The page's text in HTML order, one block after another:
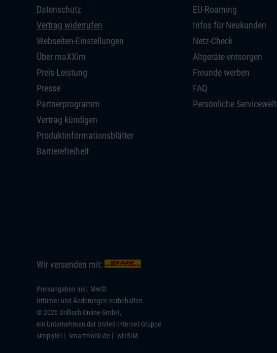
Datenschutz
Vertrag widerrufen
Webseiten-Einstellungen
Über maXXim
Preis-Leistung
Presse
Partnerprogramm
Vertrag kündigen
Produktinformationsblätter
Barrierefreiheit
EU-Roaming
Infos für Neukunden
Netz-Check
Altgeräte entsorgen
Freunde werben
FAQ
Persönliche Servicewelt
Wir versenden mit:
Preisangaben inkl. MwSt.
Irrtümer und Änderungen vorbehalten.
© 2026 Drillisch Online GmbH,
ein Unternehmen der United-Internet-Gruppe
simplytel
smartmobil.de winSIM